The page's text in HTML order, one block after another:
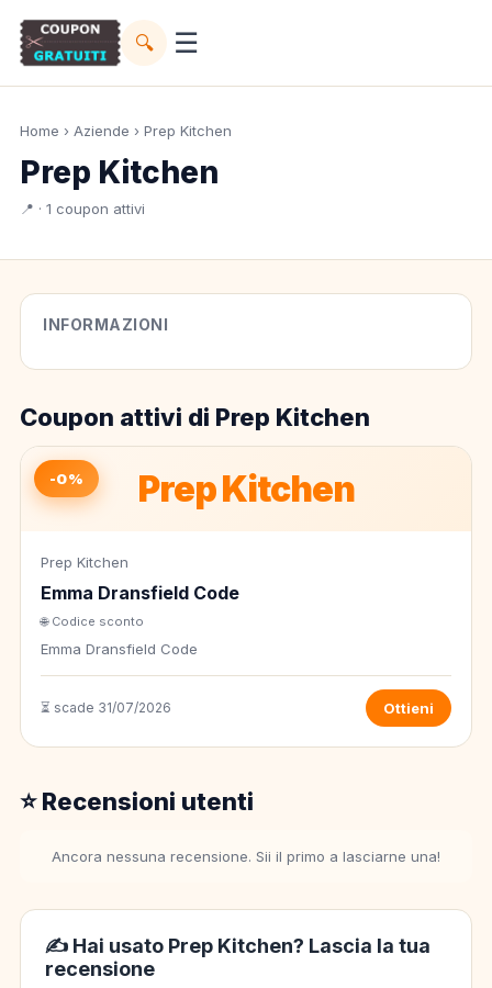
🔍 ☰
Home › Aziende › Prep Kitchen
Prep Kitchen
📍 · 1 coupon attivi
INFORMAZIONI
Coupon attivi di Prep Kitchen
Prep Kitchen
-0%
Prep Kitchen
Emma Dransfield Code
🌐 Codice sconto
Emma Dransfield Code
⏳ scade 31/07/2026 Ottieni
⭐ Recensioni utenti
Ancora nessuna recensione. Sii il primo a lasciarne una!
✍️ Hai usato Prep Kitchen? Lascia la tua
recensione